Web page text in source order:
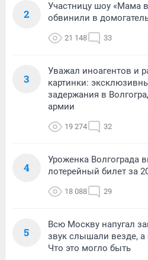
2
Участницу шоу «Мама
обвинили в
21 148 33
3
Уважал иноагентов и
картинки:
задержания в
армии
19 274 32
4
Уроженка Волгограда
лотерейный билет за
18 088 29
5
Всю Москву напугал
звук слышали везде, а
Что это могло быть